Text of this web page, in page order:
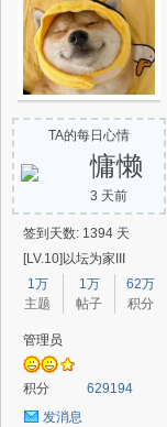
TA的每日心情
慵懒
3 天前
签到天数: 1394 天
[LV.10]以坛为家III
1万
主题
1万
帖子
62万
积分
管理员
积分
629194
发消息